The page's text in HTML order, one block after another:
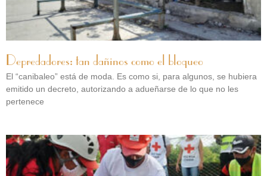
Depredadores: tan dañinos como el bloqueo
El “canibaleo” está de moda. Es como si, para algunos, se hubiera
emitido un decreto, autorizando a adueñarse de lo que no les
pertenece